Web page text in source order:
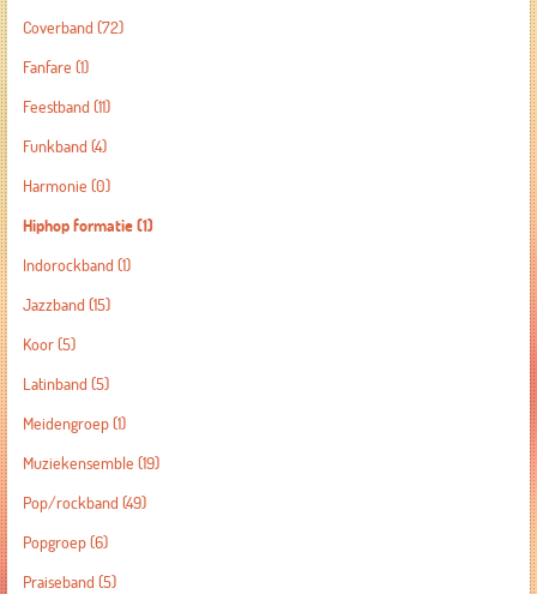
Coverband (72)
Fanfare (1)
Feestband (11)
Funkband (4)
Harmonie (0)
Hiphop formatie(1)
Indorockband (1)
Jazzband (15)
Koor(5)
Latinband (5)
Meidengroep(1)
Muziekensemble (19)
Pop/rockband (49)
Popgroep(6)
Praiseband (5)